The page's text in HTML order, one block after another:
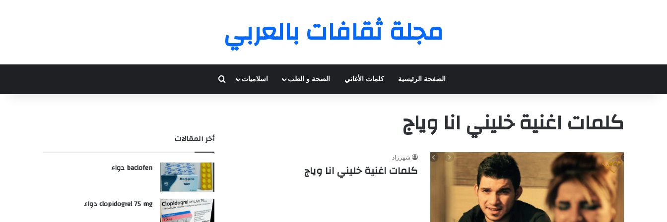
مجلة ثقافات بالعربي
الصفحة الرئيسية كلمات الأغاني الصحة و الطب اسلاميات
كلمات اغنية خليني انا وياج
شهرزاد
كلمات اغنية خليني انا وياج
أخر المقالات
baclofen دواء
clopidogrel 75 mg دواء